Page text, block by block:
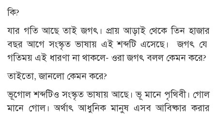
কি?
যার গতি আছে তাই জগৎ। প্রায় আড়াই থেকে তিন হাজার
বছর আগে সংস্কৃত ভাষায় এই শব্দটি এসেছে। জগৎ যে
গতিময় এই ধারণা না থাকলে- ওরা জগৎ বলল কেমন করে?
তাইতো, জানলো কেমন করে?
ভূগোল শব্দটিও সংস্কৃত ভাষায় আছে। ভূ মানে পৃথিবী। গোল
মানে গোল। অর্থাৎ আধুনিক মানুষ এসব আবিষ্কার করার